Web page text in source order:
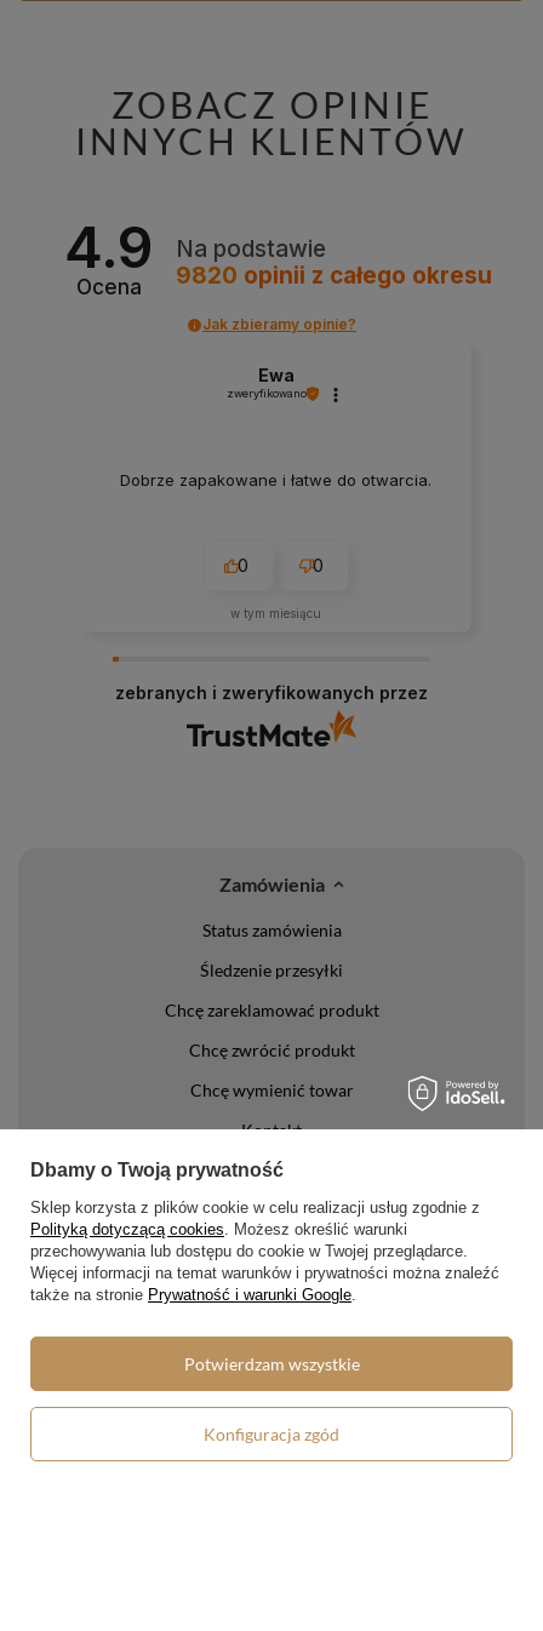
ZOBACZ OPINIE
INNYCH KLIENTÓW
4.9
Ocena
Na podstawie
9820 opinii z całego okresu
Jak zbieramy opinie?
Ewa
zweryfikowano
Dobrze zapakowane i łatwe do otwarcia.
0 0
w tym miesiącu
zebranych i zweryfikowanych przez
Zamówienia
Status zamówienia
Śledzenie przesyłki
Chcę zareklamować produkt
Chcę zwrócić produkt
Chcę wymienić towar
Kontakt
Konto
Regulaminy
Regulamin
Lista form płatności
Zasady dotyczące zwrotów
Formy dostawy
Dbamy o Twoją prywatność
Sklep korzysta z plików cookie w celu realizacji usług zgodnie z
Polityką dotyczącą cookies. Możesz określić warunki
przechowywania lub dostępu do cookie w Twojej przeglądarce.
Więcej informacji na temat warunków i prywatności można znaleźć
także na stronie Prywatność i warunki Google.
Konfiguracja zgód
Potwierdzam wszystkie